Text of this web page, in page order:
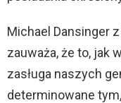
Michael Dansinger
zauważa, że to, jak
zasługa naszych
determinowane